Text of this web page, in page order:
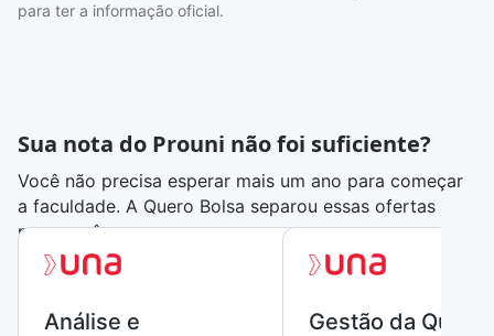
para ter a informação oficial.
Sua nota do Prouni não foi suficiente?
Você não precisa esperar mais um ano para começar
a faculdade. A Quero Bolsa separou essas ofertas
para você:
Análise e
Gestão da